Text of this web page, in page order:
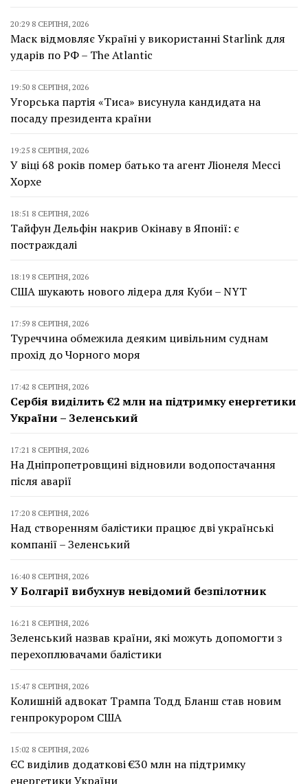
20:29 8 СЕРПНЯ, 2026
Маск відмовляє Україні у використанні Starlink для
ударів по РФ – The Atlantic
19:50 8 СЕРПНЯ, 2026
Угорська партія «Тиса» висунула кандидата на
посаду президента країни
19:25 8 СЕРПНЯ, 2026
У віці 68 років помер батько та агент Ліонеля Мессі
Хорхе
18:51 8 СЕРПНЯ, 2026
Тайфун Дельфін накрив Окінаву в Японії: є
постраждалі
18:19 8 СЕРПНЯ, 2026
США шукають нового лідера для Куби – NYT
17:59 8 СЕРПНЯ, 2026
Туреччина обмежила деяким цивільним суднам
прохід до Чорного моря
17:42 8 СЕРПНЯ, 2026
Сербія виділить €2 млн на підтримку енергетики
України – Зеленський
17:21 8 СЕРПНЯ, 2026
На Дніпропетровщині відновили водопостачання
після аварії
17:20 8 СЕРПНЯ, 2026
Над створенням балістики працює дві українські
компанії – Зеленський
16:40 8 СЕРПНЯ, 2026
У Болгарії вибухнув невідомий безпілотник
16:21 8 СЕРПНЯ, 2026
Зеленський назвав країни, які можуть допомогти з
перехоплювачами балістики
15:47 8 СЕРПНЯ, 2026
Колишній адвокат Трампа Тодд Бланш став новим
генпрокурором США
15:02 8 СЕРПНЯ, 2026
ЄС виділив додаткові €30 млн на підтримку
енергетики України